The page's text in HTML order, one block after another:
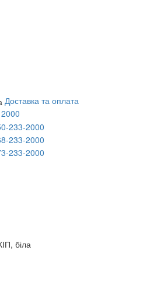
Доставка та оплата
233-2000
233-2000
233-2000
біла